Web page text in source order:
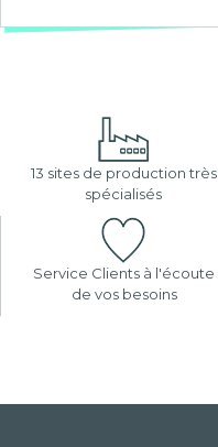
13 sites de production très
spécialisés
Service Clients à l'écoute
de vos besoins